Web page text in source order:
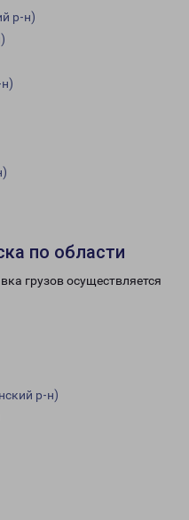
р-н)
по области
грузов осуществляется
р-н)